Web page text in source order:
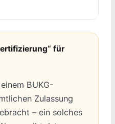
für
BUKG-
Zulassung
– ein solches